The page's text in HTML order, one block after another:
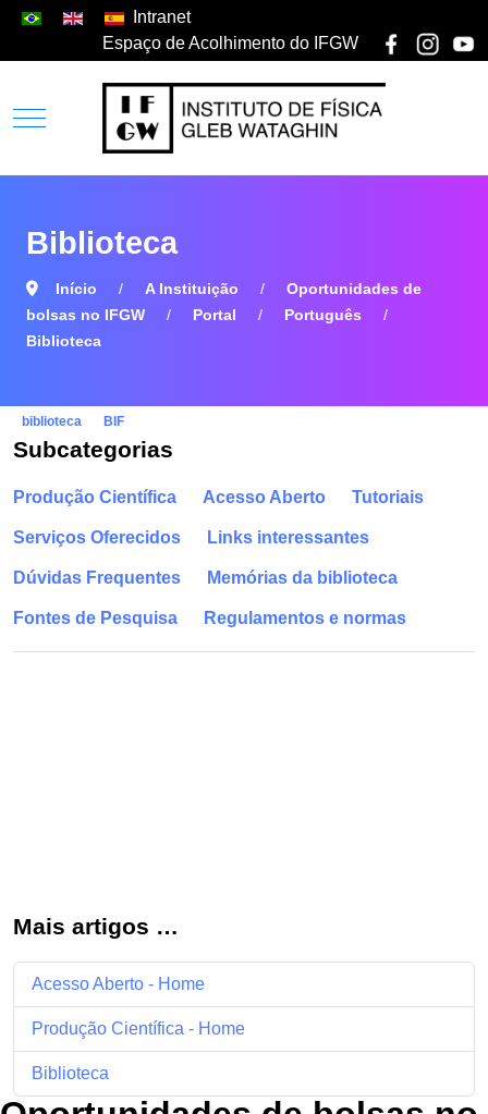
Intranet
Espaço de Acolhimento do IFGW
Biblioteca
Início A Instituição
Oportunidades de
bolsas no IFGW
Portal
Português
Biblioteca
biblioteca BIF
Subcategorias
Produção Científica Acesso Aberto Tutoriais
Serviços Oferecidos Links interessantes
Dúvidas Frequentes Memórias da biblioteca
Fontes de Pesquisa Regulamentos e normas
Mais artigos …
Acesso Aberto - Home
Produção Científica - Home
Biblioteca